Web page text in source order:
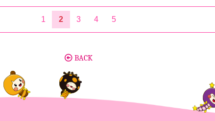
1 2 3 4 5
BACK